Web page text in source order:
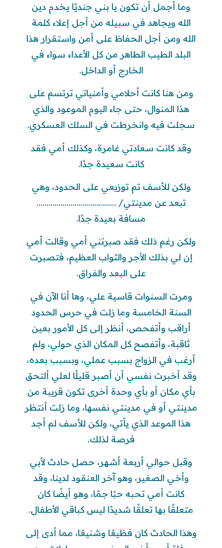
وما أجمل أن تكون يا بني جنديًا يخدم دين
الله ويجاهد في سبيله من أجل إعلاء كلمة
الله ومن أجل الحفاظ على أمن واستقرار هذا
البلد الطيب الطاهر من كل الأعداء سواء في
الخارج أو الداخل.
ومن هنا كانت أحلامي وأمنياتي ترتسم على
هذا المنوال، حتى جاء اليوم الموعود والذي
سجلت فيه وانخرطت في السلك العسكري.
وقد كانت سعادتي غامرة، وكذلك أمي فقد
كانت سعيدة جدًا.
ولكن للأسف تم توزيعي على الحدود، وهي
تبعد عن مدينتي/ ………………………………….
مسافة بعيدة جدًا.
ولكن رغم ذلك فقد صبرتني أمي وقالت أمي
إن لي بذلك الأجر والثواب العظيم، فتصبرت
على البعد والفراق.
ومرت السنوات قاسية علي، وها أنا الآن في
السنة الخامسة وما زلت في حرس الحدود
أراقب وأتفحص، أنظر إلى كل الأمور بعين
ثاقبة، وأتفصح كل المكان الذي حولي، ولم
أرغب في الزواج بسبب عملي، وبسبب بعده،
وقد أخبرت نفسي أن أصبر قليلًا لعلي ألتحق
بأي مكان أو بأي وحدة أخرى تكون قريبة من
مدينتي أو في مدينتي نفسها، وما زلت أنتظر
هذا الموعد الذي يأتي، ولكن للأسف لم أجد
فرصة لذلك.
وقبل حوالي أربعة أشهر، حصل حادث لأبي
وأخي الصغير، وهو آخر العنقود لدينا، وقد
كانت أمي تحبه حبًا جمًا، وهو أيضًا كان
متعلقًا بها تعلقًا شديدًا ليس كباقي الأطفال.
وهذا الحادث كان فظيعًا وشنيعًا، مما أدى إلى